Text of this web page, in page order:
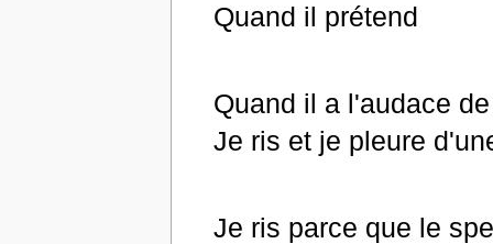
Quand il prétend
Quand il a l'audace
Je ris et je pleure
Je ris parce que le